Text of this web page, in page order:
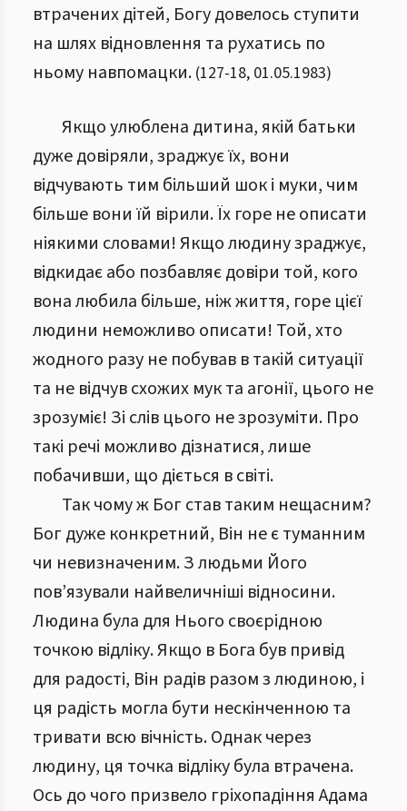
втрачених дітей, Богу довелось ступити
на шлях відновлення та рухатись по
ньому навпомацки. (127-18, 01.05.1983)
Якщо улюблена дитина, якій батьки
дуже довіряли, зраджує їх, вони
відчувають тим більший шок і муки, чим
більше вони їй вірили. Їх горе не описати
ніякими словами! Якщо людину зраджує,
відкидає або позбавляє довіри той, кого
вона любила більше, ніж життя, горе цієї
людини неможливо описати! Той, хто
жодного разу не побував в такій ситуації
та не відчув схожих мук та агонії, цього не
зрозуміє! Зі слів цього не зрозуміти. Про
такі речі можливо дізнатися, лише
побачивши, що діється в світі.
Так чому ж Бог став таким нещасним?
Бог дуже конкретний, Він не є туманним
чи невизначеним. З людьми Його
пов’язували найвеличніші відносини.
Людина була для Нього своєрідною
точкою відліку. Якщо в Бога був привід
для радості, Він радів разом з людиною, і
ця радість могла бути нескінченною та
тривати всю вічність. Однак через
людину, ця точка відліку була втрачена.
Ось до чого призвело гріхопадіння Адама